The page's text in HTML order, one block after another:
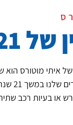
בתחום
של איתי מוטורס
או בעיות רכב